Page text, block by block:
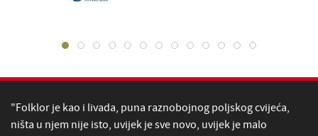
"Folklor je kao i livada, puna raznobojnog poljskog cvijeća,
ništa u njem nije isto, uvijek je sve novo, uvijek je malo